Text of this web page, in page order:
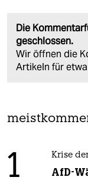
Die
geschlossen.
Wir öffnen die
Artikeln für
1 Krise
AfD-